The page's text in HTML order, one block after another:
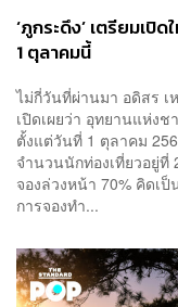
‘ภูกระดึง’ เตรียมเปิ
1 ตุลาคมนี้
ไม่กี่วันที่ผ่านมา อดิสร
เปิดเผยว่า อุทยานแห่งช
ตั้งแต่วันที่ 1 ตุลาคม
จำนวนนักท่องเที่ยวอยู่
จองล่วงหน้า 70% คิดเ
การจองทำ...